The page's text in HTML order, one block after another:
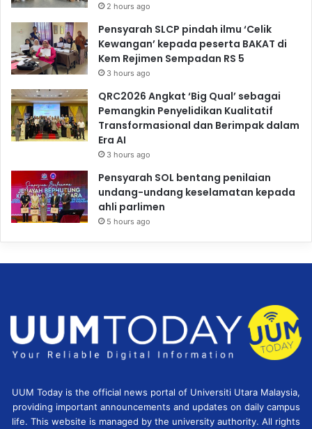
2 hours ago
Pensyarah SLCP pindah ilmu ‘Celik
Kewangan’ kepada peserta BAKAT di
Kem Rejimen Sempadan RS 5
3 hours ago
QRC2026 Angkat ‘Big Qual’ sebagai
Pemangkin Penyelidikan Kualitatif
Transformasional dan Berimpak dalam
Era AI
3 hours ago
Pensyarah SOL bentang penilaian
undang-undang keselamatan kepada
ahli parlimen
5 hours ago
UUM Today is the official news portal of Universiti Utara Malaysia,
providing important announcements and updates on daily campus
life. This website is managed by the university authority. All rights